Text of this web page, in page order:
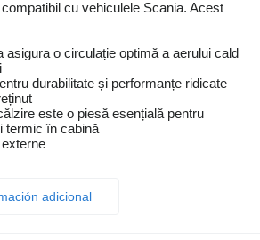
cu vehiculele Scania. Acest
asigura o circulație optimă a aerului cald
durabilitate și performanțe ridicate
este o piesă esențială pentru
termic în cabină
adicional